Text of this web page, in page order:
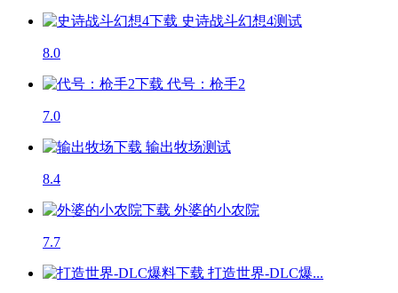
史诗战斗幻想4测试
8.0
代号：枪手2
7.0
输出牧场测试
8.4
外婆的小农院
7.7
打造世界-DLC爆...